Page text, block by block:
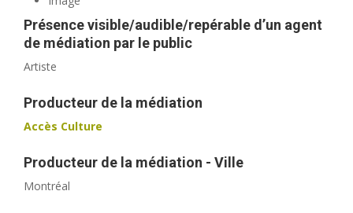
Présence visible/audible/repérable d’un agent
de médiation par le public
Artiste
Producteur de la médiation
Accès Culture
Producteur de la médiation - Ville
Montréal